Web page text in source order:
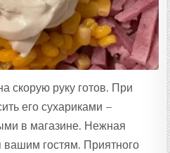
скорую руку готов. При
его сухариками –
в магазине. Нежная
вашим гостям. Приятного